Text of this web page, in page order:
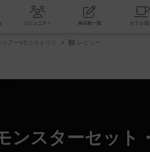
ボードゲーム会 コミュニティ 掲示板一覧
アーVSコカトリス レビュー
ンスターセッ